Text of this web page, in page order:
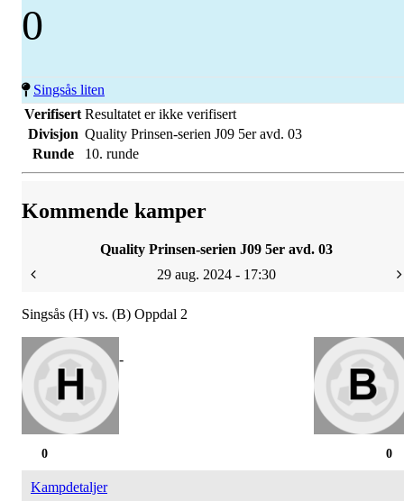
0
Singsås liten
Verifisert Resultatet er ikke verifisert
Divisjon Quality Prinsen-serien J09 5er avd. 03
Runde
10. runde
Kommende kamper
Quality Prinsen-serien J09 5er avd. 03
29 aug. 2024 - 17:30
Singsås (H) vs. (B) Oppdal 2
-
0
0
Kampdetaljer